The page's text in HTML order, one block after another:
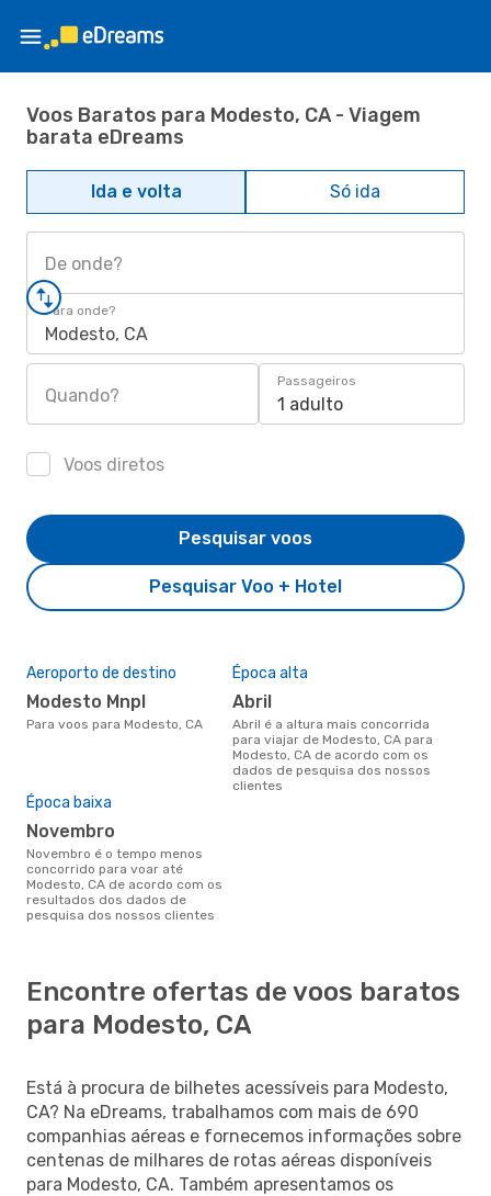
Voos Baratos para Modesto, CA - Viagem
barata eDreams
Ida e volta Só ida
De onde?
Para onde?
Modesto, CA
Quando?
Passageiros
1 adulto
Voos diretos
Pesquisar Voo + Hotel
Pesquisar voos
Aeroporto de destino
Modesto Mnpl
Para voos para Modesto, CA
Época alta
abril
abril é a altura mais concorrida
para viajar de Modesto, CA para
Modesto, CA de acordo com os
dados de pesquisa dos nossos
clientes
Época baixa
novembro
novembro é o tempo menos
concorrido para voar até
Modesto, CA de acordo com os
resultados dos dados de
pesquisa dos nossos clientes
Encontre ofertas de voos baratos
para Modesto, CA
Está à procura de bilhetes acessíveis para Modesto,
CA? Na eDreams, trabalhamos com mais de 690
companhias aéreas e fornecemos informações sobre
centenas de milhares de rotas aéreas disponíveis
para Modesto, CA. Também apresentamos os